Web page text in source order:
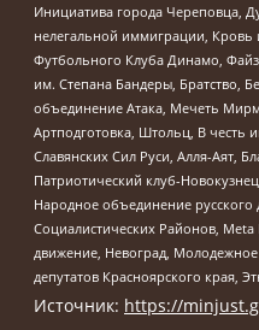
Инициатива города Череповца,
нелегальной иммиграции, Кровь
Футбольного Клуба Динамо,
им. Степана Бандеры, Братство,
объединение Атака, Мечеть
Артподготовка, Штольц, В честь
Славянских Сил Руси, Алля-Аят,
Патриотический клуб-
Народное объединение
Социалистических Районов,
движение, Невоград,
депутатов Красноярского края,
Источник: https://